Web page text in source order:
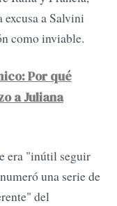
a Salvini
como inviable.
Por qué
a Juliana
era "inútil seguir
una serie de
del